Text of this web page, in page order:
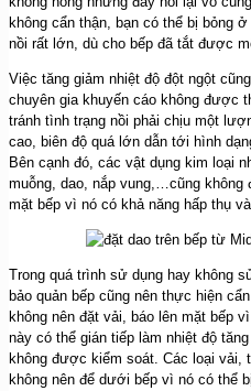
không cẩn thận, bạn có thể bị bỏng
nồi rất lớn, dù cho bếp đã tắt được
Việc tăng giảm nhiệt độ đột ngột
chuyên gia khuyến cáo không được
tránh tình trạng nồi phải chịu một
cao, biên độ quá lớn dẫn tới hình
Bên cạnh đó, các vật dụng kim loại
muỗng, dao, nắp vung,…cũng không
mặt bếp vì nó có khả năng hấp thụ
Trong quá trình sử dụng hay không
bảo quản bếp cũng nên thực hiện
không nên đặt vải, báo lên mặt bếp
này có thể gián tiếp làm nhiệt độ
không được kiểm soát. Các loại vải,
không nên để dưới bếp vì nó có thể